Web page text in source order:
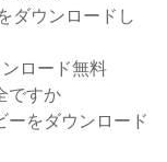
ダウンロードし
ロード無料
ですか
ーをダウンロード